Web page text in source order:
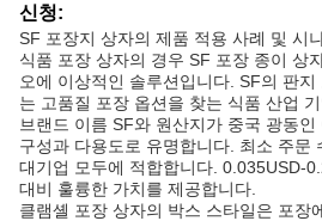
신청:
SF 포장지 상자의 제품 적용 사례 및 시
식품 포장 상자의 경우 SF 포장 종이 상
오에 이상적인 솔루션입니다. SF의 판
는 고품질 포장 옵션을 찾는 식품 산업
브랜드 이름 SF와 원산지가 중국 광동
구성과 다용도로 유명합니다. 최소 주문
대기업 모두에 적합합니다. 0.035USD-
대비 훌륭한 가치를 제공합니다.
클램셸 포장 상자의 박스 스타일은 포장